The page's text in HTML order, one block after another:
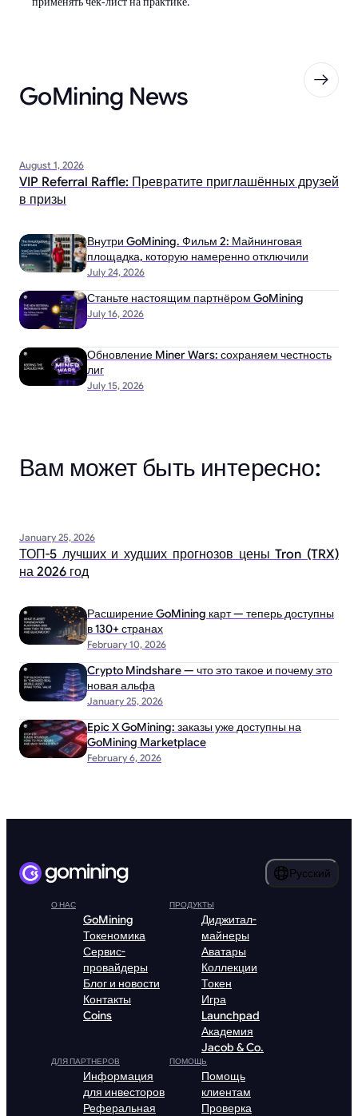
GoMining News
August 1, 2026
VIP Referral Raffle: Превратите приглашённых друзей
в призы
July 24, 2026
Внутри GoMining. Фильм 2: Майнинговая
площадка, которую намеренно отключили
July 16, 2026
Станьте настоящим партнёром GoMining
July 15, 2026
Обновление Miner Wars: сохраняем честность
лиг
Вам может быть интересно:
January 25, 2026
ТОП-5 лучших и худших прогнозов цены Tron (TRX)
на 2026 год
February 10, 2026
Расширение GoMining карт — теперь доступны
в 130+ странах
January 25, 2026
Crypto Mindshare — что это такое и почему это
новая альфа
February 6, 2026
Epic X GoMining: заказы уже доступны на
GoMining Marketplace
Русский
О НАС
GoMining
Токеномика
Сервис-
провайдеры
Блог и новости
Контакты
Coins
ПРОДУКТЫ
Диджитал-
майнеры
Аватары
Коллекции
Токен
Игра
Launchpad
Академия
Jacob & Co.
ДЛЯ ПАРТНЕРОВ
Информация
для инвесторов
Реферальная
ПОМОЩЬ
Помощь
клиентам
Проверка